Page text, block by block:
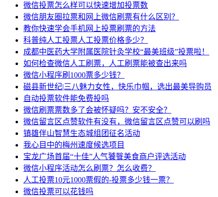
微信投票怎么样可以快速增加投票数
微信朋友圈拉票和网上微信刷票有什么区别？
教你快速学会手机网上投票刷票的方法
科普纯人工投票人工投票价格多少？
成都中医药大学附属医院针灸学校“最美班级”投票啦！
如何检查微信人工刷票，人工刷票能被查出来吗
微信小程序刷1000票多少钱？
磁县新世纪|三八魅力女性，快乐巾帼，选出最美导购员
自动投票软件能免费投吗
微信刷票票数多了会被怀疑吗？安不安全？
微信留言区点赞软件有没有，微信留言区点赞可以刷吗
镇雄伴山智慧生态城组团征名活动
我心目中的梅州速度候选项目
宝龙广场首届“十佳”人气饕餮美食商户评选活动
微信小程序活动怎么刷票？怎么收费？
人工投票10元1000票假的-投票多少钱一票？
微信投票可以花钱吗